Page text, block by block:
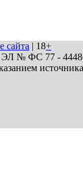
сайта | 18+
№ ФС 77 - 44486